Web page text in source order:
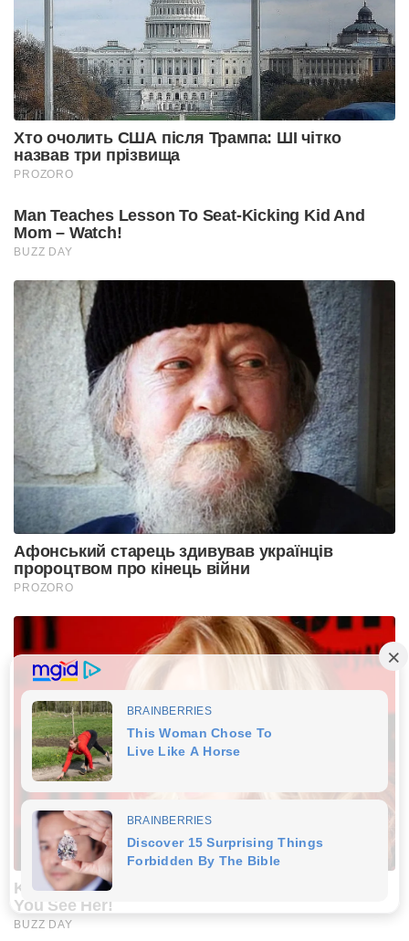
Хто очолить США після Трампа: ШІ чітко
назвав три прізвища
PROZORO
Man Teaches Lesson To Seat-Kicking Kid And
Mom – Watch!
BUZZ DAY
Афонський старець здивував українців
пророцтвом про кінець війни
PROZORO
Kerri-Anne Kennerley Is 72: Grab Tissues Before
You See Her!
BUZZ DAY